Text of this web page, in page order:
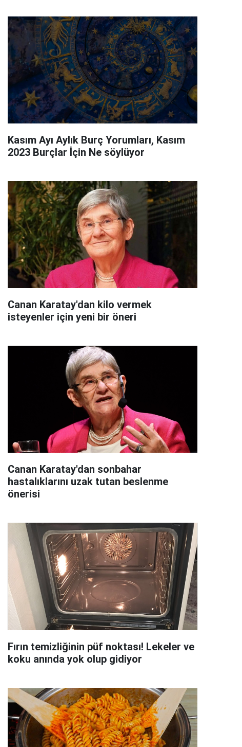
Kasım Ayı Aylık Burç Yorumları, Kasım
2023 Burçlar İçin Ne söylüyor
Canan Karatay'dan kilo vermek
isteyenler için yeni bir öneri
Canan Karatay'dan sonbahar
hastalıklarını uzak tutan beslenme
önerisi
Fırın temizliğinin püf noktası! Lekeler ve
koku anında yok olup gidiyor